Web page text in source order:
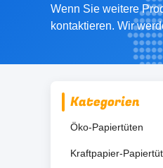
Wenn Sie weitere
kontaktieren. Wir
Kategorien
Öko-Papiertüten
Kraftpapier-